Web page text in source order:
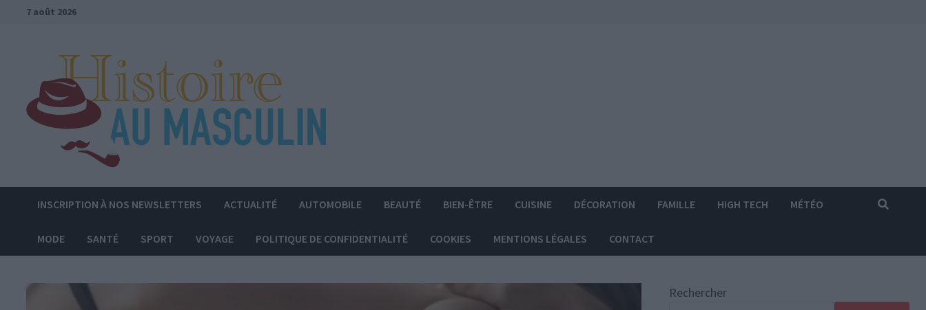
Passer7 août 2026
INSCRIPTION À NOS NEWSLETTERS ACTUALITÉ AUTOMOBILE BEAUTÉ BIEN-ÊTRE CUISINE DÉCORATION FAMILLE HIGH TECH MÉTÉO
MODE SANTÉ SPORT VOYAGE POLITIQUE DE CONFIDENTIALITÉ COOKIES MENTIONS LÉGALES CONTACT
Rechercher